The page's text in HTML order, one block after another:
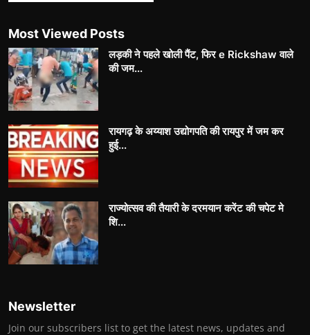
Most Viewed Posts
लड़की ने पहले खोली पैंट, फिर e Rickshaw वाले
की जम...
रायगढ़ के अय्याश उद्योगपति की रायपुर में जम कर
हुई...
राज्योत्सव की तैयारी के दरमयान करेंट की चपेट मे
शि...
Newsletter
Join our subscribers list to get the latest news, updates and